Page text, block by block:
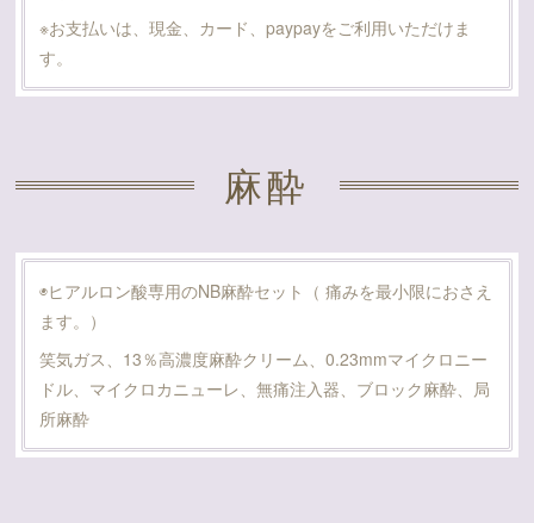
※お支払いは、現金、カード、paypayをご利用いただけま
す。
麻酔
◉ヒアルロン酸専用のNB麻酔セット（ 痛みを最小限におさえ
ます。）
笑気ガス、13％高濃度麻酔クリーム、0.23mmマイクロニー
ドル、マイクロカニューレ、無痛注入器、ブロック麻酔、局
所麻酔